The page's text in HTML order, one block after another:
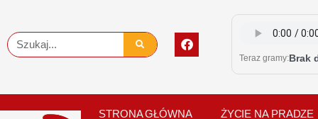
content
Szukaj
F
a
c
o
o
Teraz gramy:Brak
STRONA GŁÓWNA ŻYCIE NA PRADZE